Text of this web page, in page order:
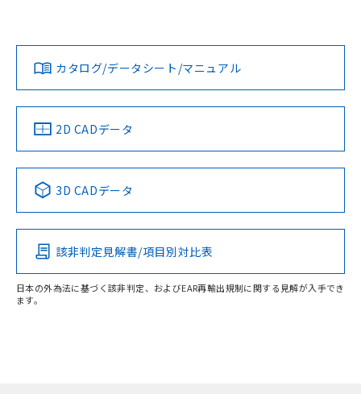
ダウンロードデータをご利用いただく前に、以下を必ずお読
みください。
ソフトウェアの使用条件
対応済み
中国 RoHS 注意事項・凡例
Pb Hg Cd Cr(VI)
O
LR型式承認
（イギリス
船舶規格）
DNV型式承認
（ノルウェー
BV型式承認
（フランス
KR型式
（韓国
No No No No
この製品の規格認証/適合状況ページへ
その他の認証はこちらのページからご検索ください
カタログ/データシート/マニュアル
2D CADデータ
3D CADデータ
該非判定見解書/項目別対比表
日本の外為法に基づく該非判定、およびEAR再輸出規制に関する見解が入手でき
ます。